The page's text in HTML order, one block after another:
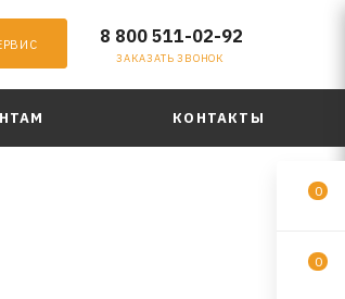
8 800 511-02-92
ЗАКАЗАТЬ ЗВОНОК
КОНТАКТЫ
0
0